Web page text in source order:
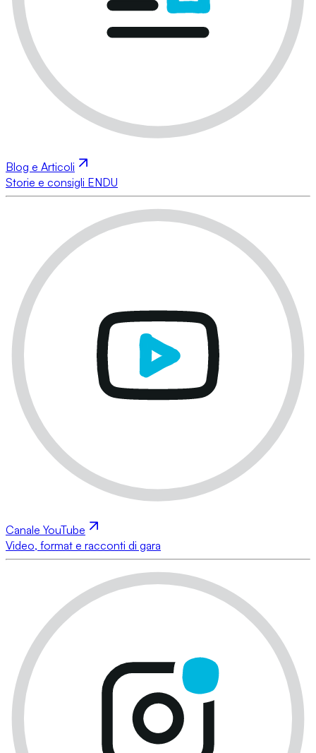
Blog e Articoli
Storie e consigli ENDU
Canale YouTube
Video, format e racconti di gara